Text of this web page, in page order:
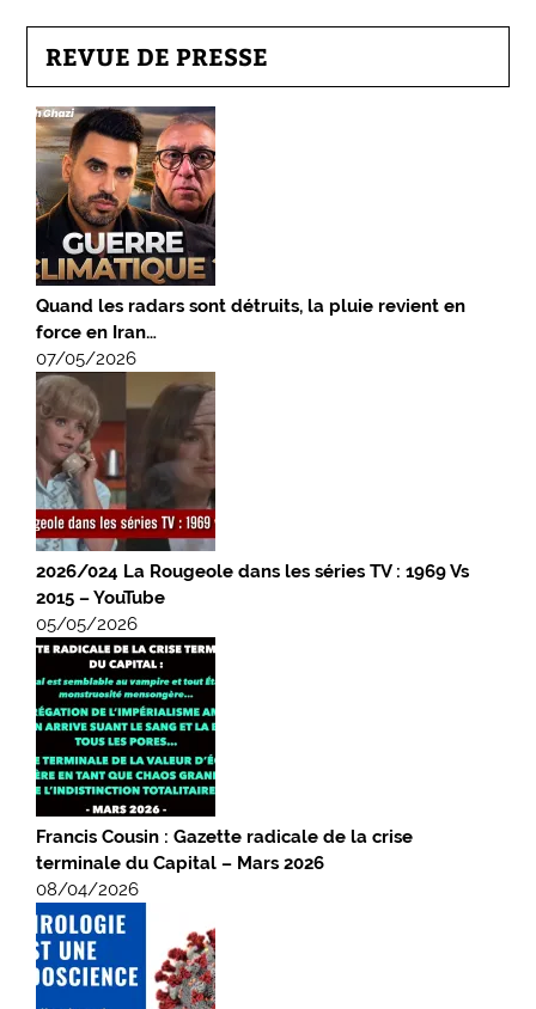
REVUE DE PRESSE
Quand les radars sont détruits, la pluie revient en
force en Iran…
07/05/2026
2026/024 La Rougeole dans les séries TV : 1969 Vs
2015 – YouTube
05/05/2026
Francis Cousin : Gazette radicale de la crise
terminale du Capital – Mars 2026
08/04/2026